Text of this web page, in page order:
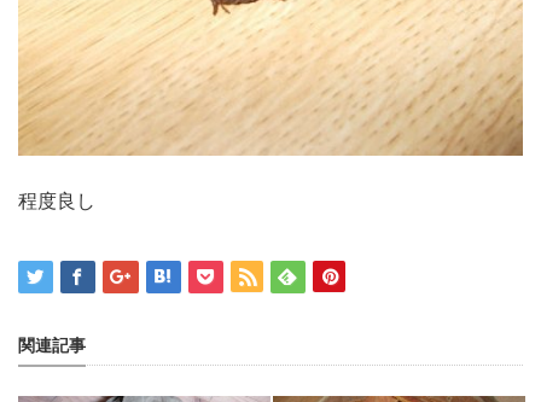
程度良し
関連記事